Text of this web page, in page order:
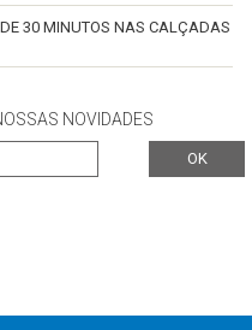
30 MINUTOS NAS CALÇADAS
NOVIDADES